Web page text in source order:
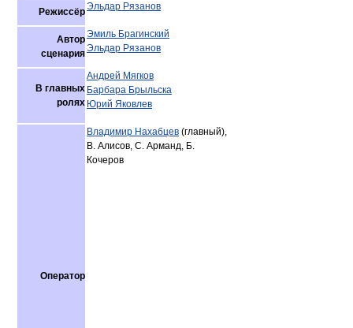
РежиссёрЭльдар Рязанов
Автор
сценария
Эмиль Брагинский
Эльдар Рязанов
В главных
ролях
Андрей Мягков
Барбара Брыльска
Юрий Яковлев
Оператор
Владимир Нахабцев (главный),
В. Алисов, С. Арманд, Б.
Кочеров